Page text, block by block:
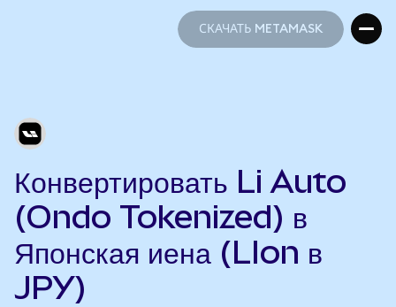
СКАЧАТЬ METAMASK
Конвертировать Li Auto
(Ondo Tokenized) в
Японская иена (LIon в
JPY)